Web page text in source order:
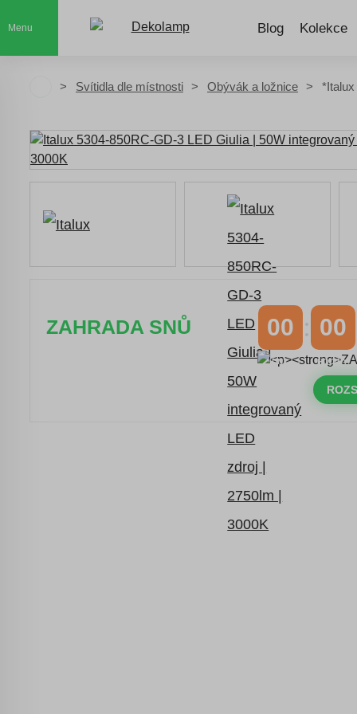
Menu Blog Kolekce
Svítidla dle místnosti Obývák a ložnice
ZAHRADA SNŮ 00
DNY
00
HODINY